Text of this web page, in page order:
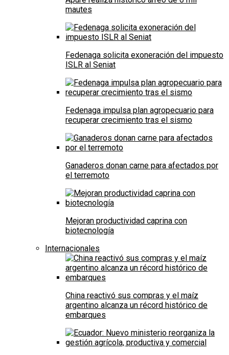
mautes
Fedenaga solicita exoneración del impuesto
ISLR al Seniat
Fedenaga impulsa plan agropecuario para
recuperar crecimiento tras el sismo
Ganaderos donan carne para afectados por
el terremoto
Mejoran productividad caprina con
biotecnología
Internacionales
China reactivó sus compras y el maíz
argentino alcanza un récord histórico de
embarques